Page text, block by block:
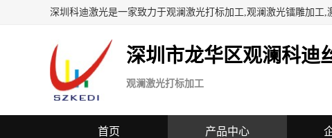
深圳科迪激光是一家致力于观澜激光打标加工,观澜激光镭雕加工
深圳市龙华区观澜科迪
观澜激光打标加工
首页 产品中心